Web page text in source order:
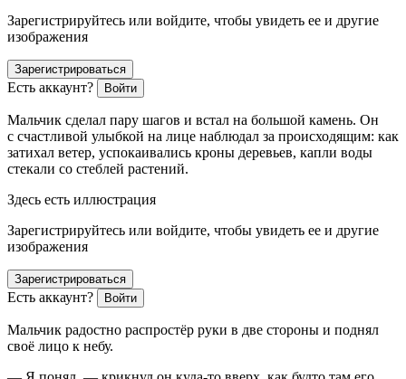
Зарегистрируйтесь или войдите, чтобы увидеть ее и другие
изображения
Зарегистрироваться
Есть аккаунт? Войти
Мальчик сделал пару шагов и встал на большой камень. Он
с счастливой улыбкой на лице наблюдал за происходящим: как
затихал ветер, успокаивались кроны деревьев, капли воды
стекали со стеблей растений.
Здесь есть иллюстрация
Зарегистрируйтесь или войдите, чтобы увидеть ее и другие
изображения
Зарегистрироваться
Есть аккаунт? Войти
Мальчик радостно распростёр руки в две стороны и поднял
своё лицо к небу.